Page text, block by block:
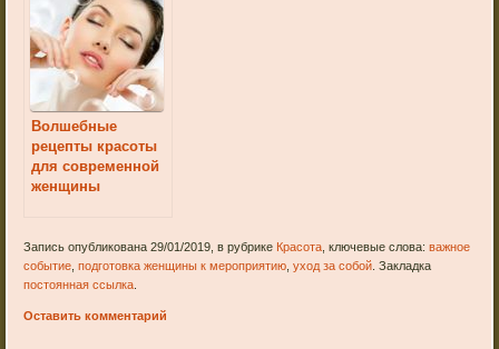
Волшебные
рецепты красоты
для современной
женщины
Запись опубликована 29/01/2019, в рубрике Красота , ключевые слова:важное
событие ,подготовка женщины к мероприятию ,уход за собой . Закладка
постоянная ссылка
Оставить комментарий